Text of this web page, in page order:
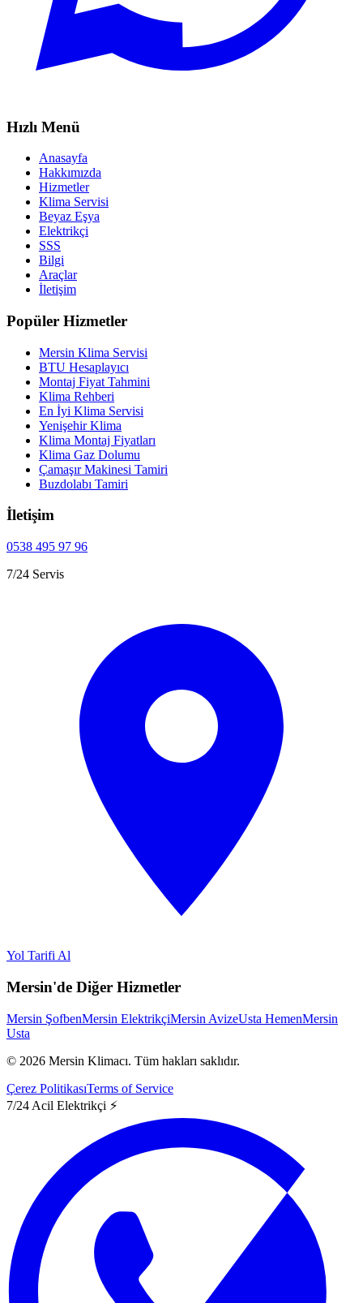
Hızlı Menü
Anasayfa
Hakkımızda
Hizmetler
Klima Servisi
Beyaz Eşya
Elektrikçi
SSS
Bilgi
Araçlar
İletişim
Popüler Hizmetler
Mersin Klima Servisi
BTU Hesaplayıcı
Montaj Fiyat Tahmini
Klima Rehberi
En İyi Klima Servisi
Yenişehir Klima
Klima Montaj Fiyatları
Klima Gaz Dolumu
Çamaşır Makinesi Tamiri
Buzdolabı Tamiri
İletişim
0538 495 97 96
7/24 Servis
Yol Tarifi Al
Mersin'de Diğer Hizmetler
Mersin ŞofbenMersin ElektrikçiMersin AvizeUsta HemenMersin
Usta
© 2026 Mersin Klimacı. Tüm hakları saklıdır.
Çerez PolitikasıTerms of Service
7/24 Acil Elektrikçi ⚡